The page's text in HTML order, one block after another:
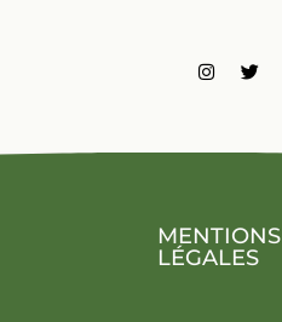
MENTIONS
LÉGALES